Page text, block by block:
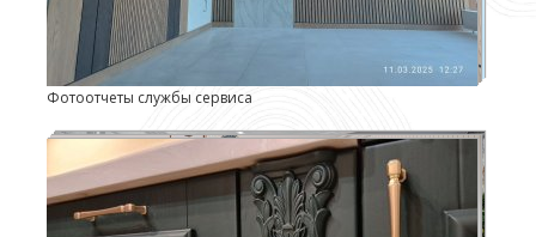
Фотоотчеты службы сервиса